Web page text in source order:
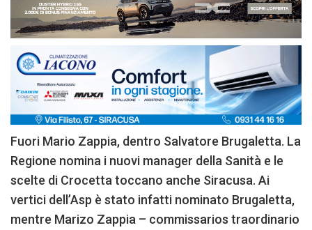
Fuori Mario Zappia, dentro Salvatore Brugaletta. La
Regione nomina i nuovi manager della Sanità e le
scelte di Crocetta toccano anche Siracusa. Ai
vertici dell’Asp è stato infatti nominato Brugaletta,
mentre Marizo Zappia – commissarios traordinario